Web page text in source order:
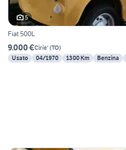
5
Fiat 500L
9.000 €Cirie' (TO)
Usato
04/1970 1300 Km Benzina